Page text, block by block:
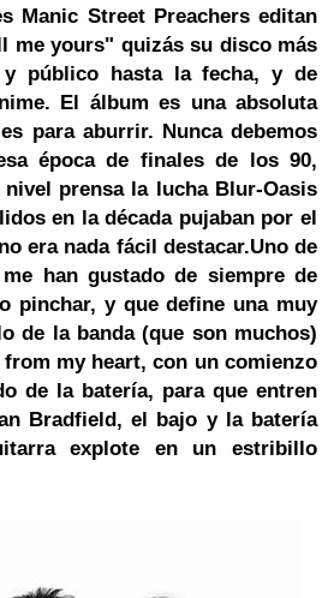
Manic Street Preachers editan
me yours" quizás su disco más
público hasta la fecha, y de
El álbum es una absoluta
para aburrir. Nunca debemos
época de finales de los 90,
prensa la lucha Blur-Oasis
en la década pujaban por el
era nada fácil destacar.Uno de
han gustado de siempre de
pinchar, y que define una muy
de la banda (que son muchos)
my heart, con un comienzo
de la batería, para que entren
Bradfield, el bajo y la batería
explote en un estribillo